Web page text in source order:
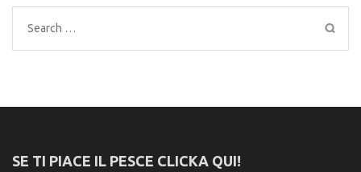
Search
for:
SE TI PIACE IL PESCE CLICKA QUI!